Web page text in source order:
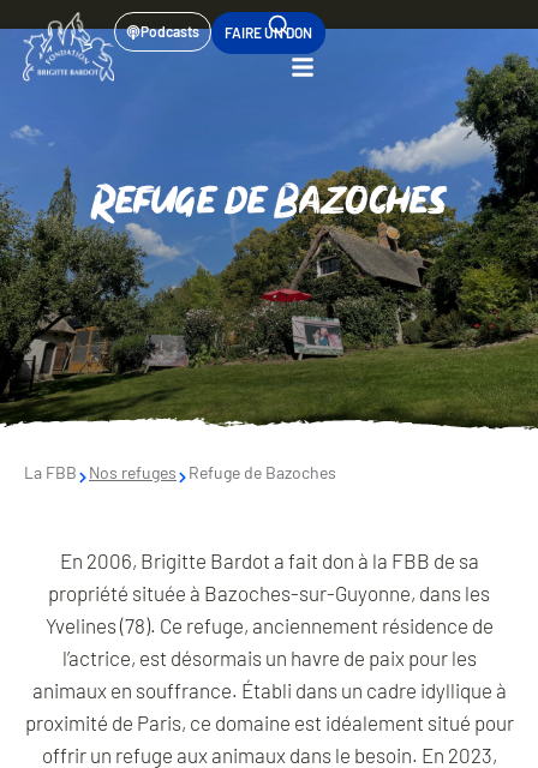
Podcasts FAIRE UN DON
Refuge de Bazoches
La FBB Nos refuges Refuge de Bazoches
En 2006, Brigitte Bardot a fait don à la FBB de sa
propriété située à Bazoches-sur-Guyonne, dans les
Yvelines (78). Ce refuge, anciennement résidence de
l’actrice, est désormais un havre de paix pour les
animaux en souffrance. Établi dans un cadre idyllique à
proximité de Paris, ce domaine est idéalement situé pour
offrir un refuge aux animaux dans le besoin. En 2023,